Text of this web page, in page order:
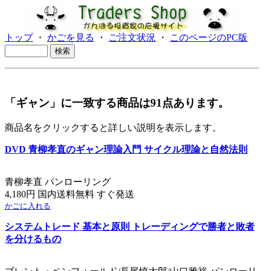
トップ・ かごを見る ・ ご注文状況 ・ このページのPC版
「ギャン」に一致する商品は91点あります。
商品名をクリックすると詳しい説明を表示します。
DVD 青柳孝直のギャン理論入門 サイクル理論と自然法則
青柳孝直 パンローリング
4,180円 国内送料無料 すぐ発送
かごに入れる
システムトレード 基本と原則 トレーディングで勝者と敗者
を分けるもの